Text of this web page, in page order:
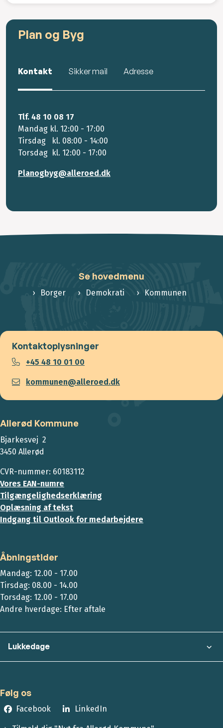
Plan og Byg
Kontakt Sikker mail Adresse
Tlf. 48 10 08 17
Mandag kl. 12:00 - 17:00
Tirsdag kl. 08:00 - 14:00
Torsdag kl. 12:00 - 17:00
Planogbyg@alleroed.dk
Se hovedmenu
Borger Demokrati Kommunen
Kontaktoplysninger
+45 48 10 01 00
kommunen@alleroed.dk
Allerød Kommune
Bjarkesvej 2
3450 Allerød
CVR-nummer: 60183112
Vores EAN-numre
Tilgængelighedserklæring
Oplæsning af tekst
Indgang til Outlook for medarbejdere
Åbningstider
Mandag: 12.00 - 17.00
Tirsdag: 08.00 - 14.00
Torsdag: 12.00 - 17.00
Andre hverdage: Efter aftale
Lukkedage
Følg os
Facebook LinkedIn